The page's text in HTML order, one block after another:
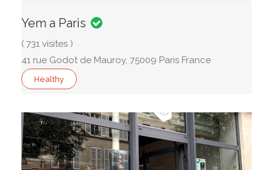
Yem a Paris
( 731 visites )
41 rue Godot de Mauroy, 75009 Paris France
Healthy